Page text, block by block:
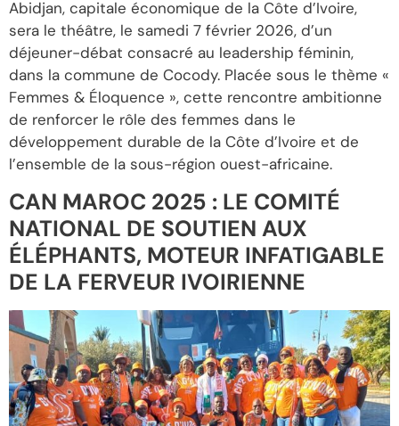
Abidjan, capitale économique de la Côte d’Ivoire,
sera le théâtre, le samedi 7 février 2026, d’un
déjeuner-débat consacré au leadership féminin,
dans la commune de Cocody. Placée sous le thème «
Femmes & Éloquence », cette rencontre ambitionne
de renforcer le rôle des femmes dans le
développement durable de la Côte d’Ivoire et de
l’ensemble de la sous-région ouest-africaine.
CAN MAROC 2025 : LE COMITÉ
NATIONAL DE SOUTIEN AUX
ÉLÉPHANTS, MOTEUR INFATIGABLE
DE LA FERVEUR IVOIRIENNE